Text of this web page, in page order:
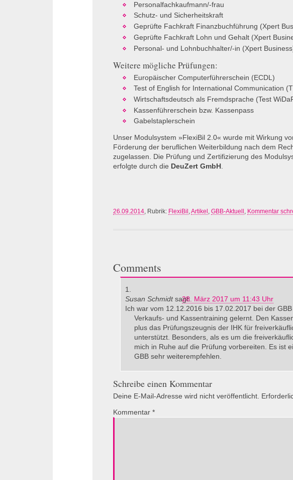
Personalfachkaufmann/-frau
Schutz- und Sicherheitskraft
Geprüfte Fachkraft Finanzbuchführung (Xpert
Geprüfte Fachkraft Lohn und Gehalt (Xpert
Personal- und Lohnbuchhalter/-in (Xpert
Weitere mögliche Prüfungen:
Europäischer Computerführerschein (ECDL)
Test of English for International Communication
Wirtschaftsdeutsch als Fremdsprache (Test
Kassenführerschein bzw. Kassenpass
Gabelstaplerschein
Unser Modulsystem »FlexiBil 2.0« wurde mit Wirkung
Förderung der beruflichen Weiterbildung nach dem
zugelassen. Die Prüfung und Zertifizierung des
erfolgte durch die DeuZert GmbH .
26.09.2014 , Rubrik: FlexiBil ,Artikel ,GBB-Aktuell Kommentar
Comments
Susan Schmidt sagt:28. März 2017 um 11:43 Uhr
Ich war vom 12.12.2016 bis 17.02.2017 bei der
Verkaufs- und Kassentraining gelernt. Den
plus das Prüfungszeugnis der IHK für
unterstützt. Besonders, als es um die
mich in Ruhe auf die Prüfung vorbereiten. Es ist
GBB sehr weiterempfehlen.
Schreibe einen Kommentar
Deine E-Mail-Adresse wird nicht veröffentlicht.
Kommentar*